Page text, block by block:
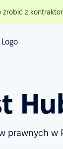
zrobić z
prawnych w